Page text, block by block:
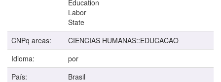
Education
Labor
State
CNPq areas:
CIENCIAS HUMANAS::EDUCACAO
Idioma:
por
País:
Brasil